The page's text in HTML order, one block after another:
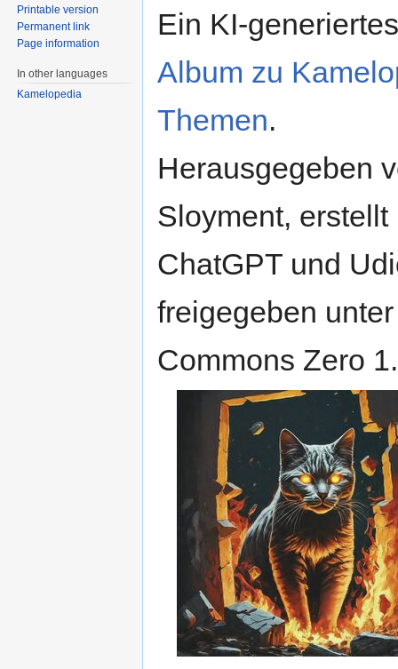
Ein KI-
Album zu
Themen.
Herausgegeben
Sloyment, erstellt
ChatGPT und
freigegeben
Commons Zero
Printable version
Permanent link
Page information
In other languages
Kamelopedia